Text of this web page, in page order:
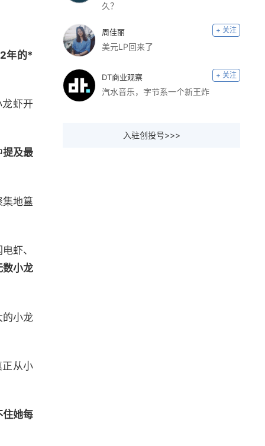
年的*
龙虾开
提及最
地簋
虾、
数小龙
的小龙
从小
住她每
久？
周佳丽 + 关注
美元LP回来了
DT商业观察 + 关注
汽水音乐，字节系一个新王炸
入驻创投号>>>